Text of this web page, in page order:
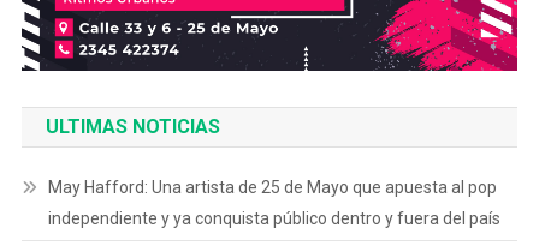
ULTIMAS NOTICIAS
May Hafford: Una artista de 25 de Mayo que apuesta al pop
independiente y ya conquista público dentro y fuera del país